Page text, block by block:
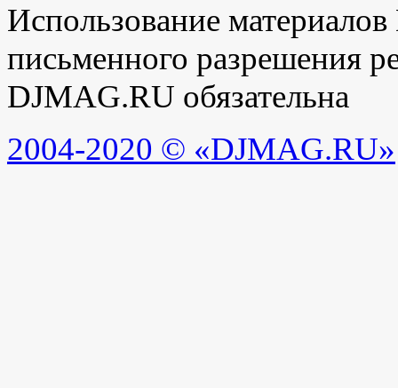
Использование
письменного разрешения
DJMAG.RU обязательна
2004-2020 © «DJMAG.RU»